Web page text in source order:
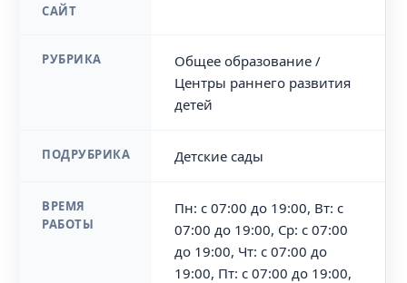
САЙТ
РУБРИКА
Общее образование /
Центры раннего развития
детей
ПОДРУБРИКА Детские сады
ВРЕМЯ
РАБОТЫ
Пн: с 07:00 до 19:00, Вт: с
07:00 до 19:00, Ср: с 07:00
до 19:00, Чт: с 07:00 до
19:00, Пт: с 07:00 до 19:00,